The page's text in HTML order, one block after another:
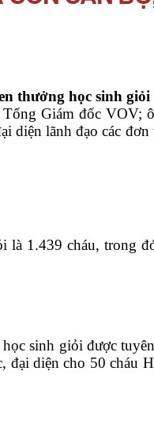
thưởng học sinh
Giám đốc
lãnh đạo các
là 1.439 cháu,
sinh giỏi được
đại diện cho 50